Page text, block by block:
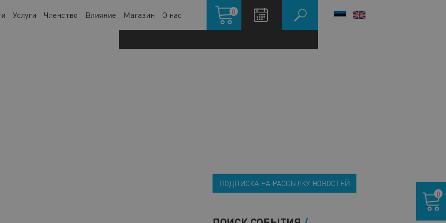
Услуги Членство Влияние Магазин О нас
Корзина
0
LANGUAGE
Корзина
0
ПОДПИСКА НА РАССЫЛКУ НОВОСТЕЙ